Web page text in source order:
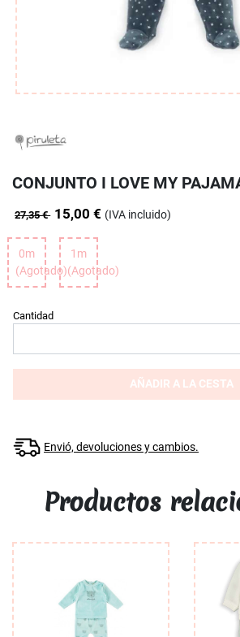
CONJUNTO I LOVE MY
27,35 € 15,00 € (IVA incluido)
0m
(Agotado)
1m
(Agotado)
Cantidad
AÑADIR A LA CESTA
Envió, devoluciones y cambios.
Productos